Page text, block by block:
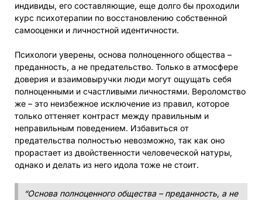
индивиды, его составляющие, еще долго бы проходили
курс психотерапии по восстановлению собственной
самооценки и личностной идентичности.
Психологи уверены, основа полноценного общества –
преданность, а не предательство. Только в атмосфере
доверия и взаимовыручки люди могут ощущать себя
полноценными и счастливыми личностями. Вероломство
же – это неизбежное исключение из правил, которое
только оттеняет контраст между правильным и
неправильным поведением. Избавиться от
предательства полностью невозможно, так как оно
прорастает из двойственности человеческой натуры,
однако и делать из него идола тоже не стоит.
“Основа полноценного общества – преданность, а не